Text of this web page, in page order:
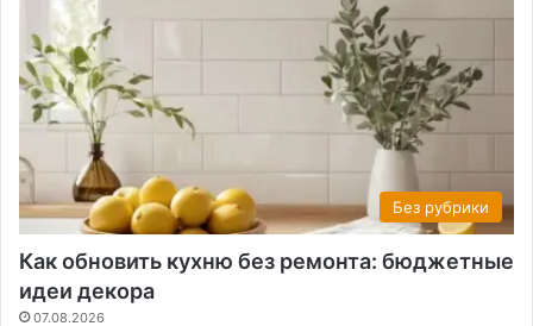
Без рубрики
Как обновить кухню без ремонта: бюджетные
идеи декора
07.08.2026